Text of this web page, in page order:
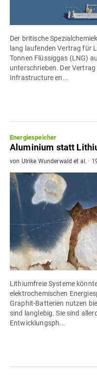
Der britische
lang laufenden Vertrag für
Tonnen Flüssiggas (LNG)
unterschrieben. Der
Infrastructure en...
Energiespeicher
Aluminium statt
von Ulrike Wunderwald et al. ·
Lithiumfreie Systeme
elektrochemischen
Graphit-Batterien nutzen
sind langlebig. Sie sind
Entwicklungsph...